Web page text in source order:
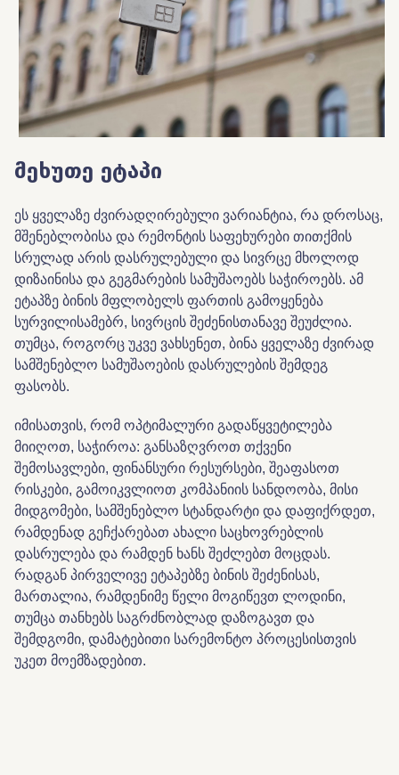
მეხუთე ეტაპი
ეს ყველაზე ძვირადღირებული ვარიანტია, რა დროსაც,
მშენებლობისა და რემონტის საფეხურები თითქმის
სრულად არის დასრულებული და სივრცე მხოლოდ
დიზაინისა და გეგმარების სამუშაოებს საჭიროებს. ამ
ეტაპზე ბინის მფლობელს ფართის გამოყენება
სურვილისამებრ, სივრცის შეძენისთანავე შეუძლია.
თუმცა, როგორც უკვე ვახსენეთ, ბინა ყველაზე ძვირად
სამშენებლო სამუშაოების დასრულების შემდეგ
ფასობს.
იმისათვის, რომ ოპტიმალური გადაწყვეტილება
მიიღოთ, საჭიროა: განსაზღვროთ თქვენი
შემოსავლები, ფინანსური რესურსები, შეაფასოთ
რისკები, გამოიკვლიოთ კომპანიის სანდოობა, მისი
მიდგომები, სამშენებლო სტანდარტი და დაფიქრდეთ,
რამდენად გეჩქარებათ ახალი საცხოვრებლის
დასრულება და რამდენ ხანს შეძლებთ მოცდას.
რადგან პირველივე ეტაპებზე ბინის შეძენისას,
მართალია, რამდენიმე წელი მოგიწევთ ლოდინი,
თუმცა თანხებს საგრძნობლად დაზოგავთ და
შემდგომი, დამატებითი სარემონტო პროცესისთვის
უკეთ მოემზადებით.